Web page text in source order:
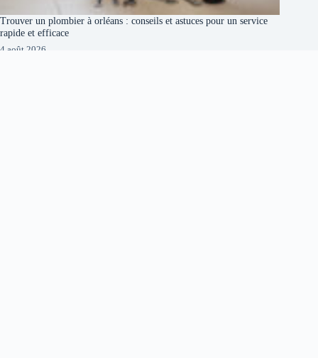
Trouver un plombier à orléans : conseils et astuces pour un service
rapide et efficace
4 août 2026